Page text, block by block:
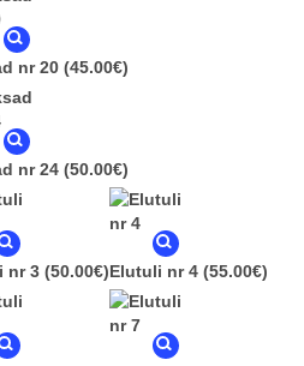
nr 20 (45.00€)
nr 24 (50.00€)
nr 3 (50.00€)Elutuli nr 4 (55.00€)